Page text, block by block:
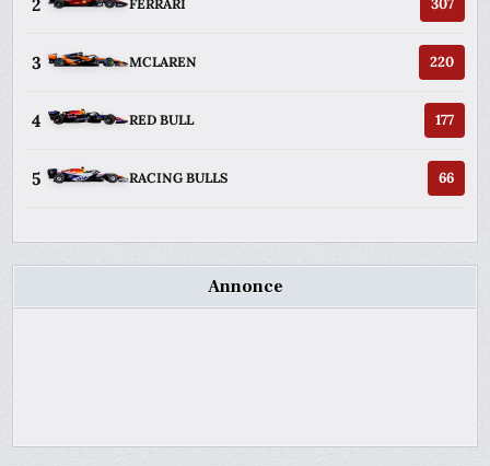
FERRARI
3 MCLAREN 220
4 RED BULL 177
5 RACING BULLS 66
Annonce